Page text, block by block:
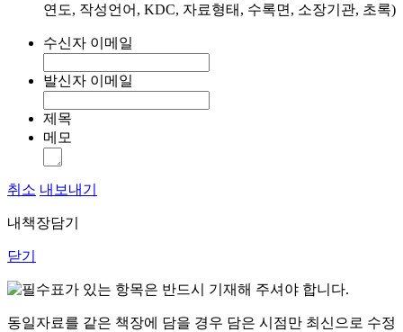
연도, 작성언어, KDC, 자료형태, 수록면, 소장기관, 초록)
수신자 이메일
발신자 이메일
제목
메모
취소 내보내기
내책장담기
닫기
표가 있는 항목은 반드시 기재해 주셔야 합니다.
동일자료를 같은 책장에 담을 경우 담은 시점만 최신으로 수정